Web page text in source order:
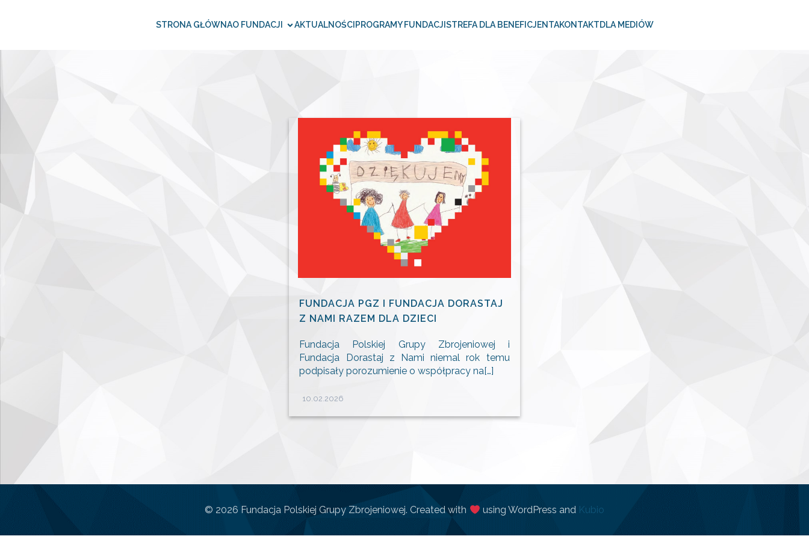
STRONA GŁÓWNAO FUNDACJI AKTUALNOŚCI PROGRAMY FUNDACJI STREFA DLA BENEFICJENTAKONTAKTDLA MEDIÓW
FUNDACJA PGZ I FUNDACJA DORASTAJ
Z NAMI RAZEM DLA DZIECI
Fundacja Polskiej Grupy Zbrojeniowej i
Fundacja Dorastaj z Nami niemal rok temu
podpisały porozumienie o współpracy na[…]
10.02.2026
© 2026 Fundacja Polskiej Grupy Zbrojeniowej. Created with using WordPress and Kubio